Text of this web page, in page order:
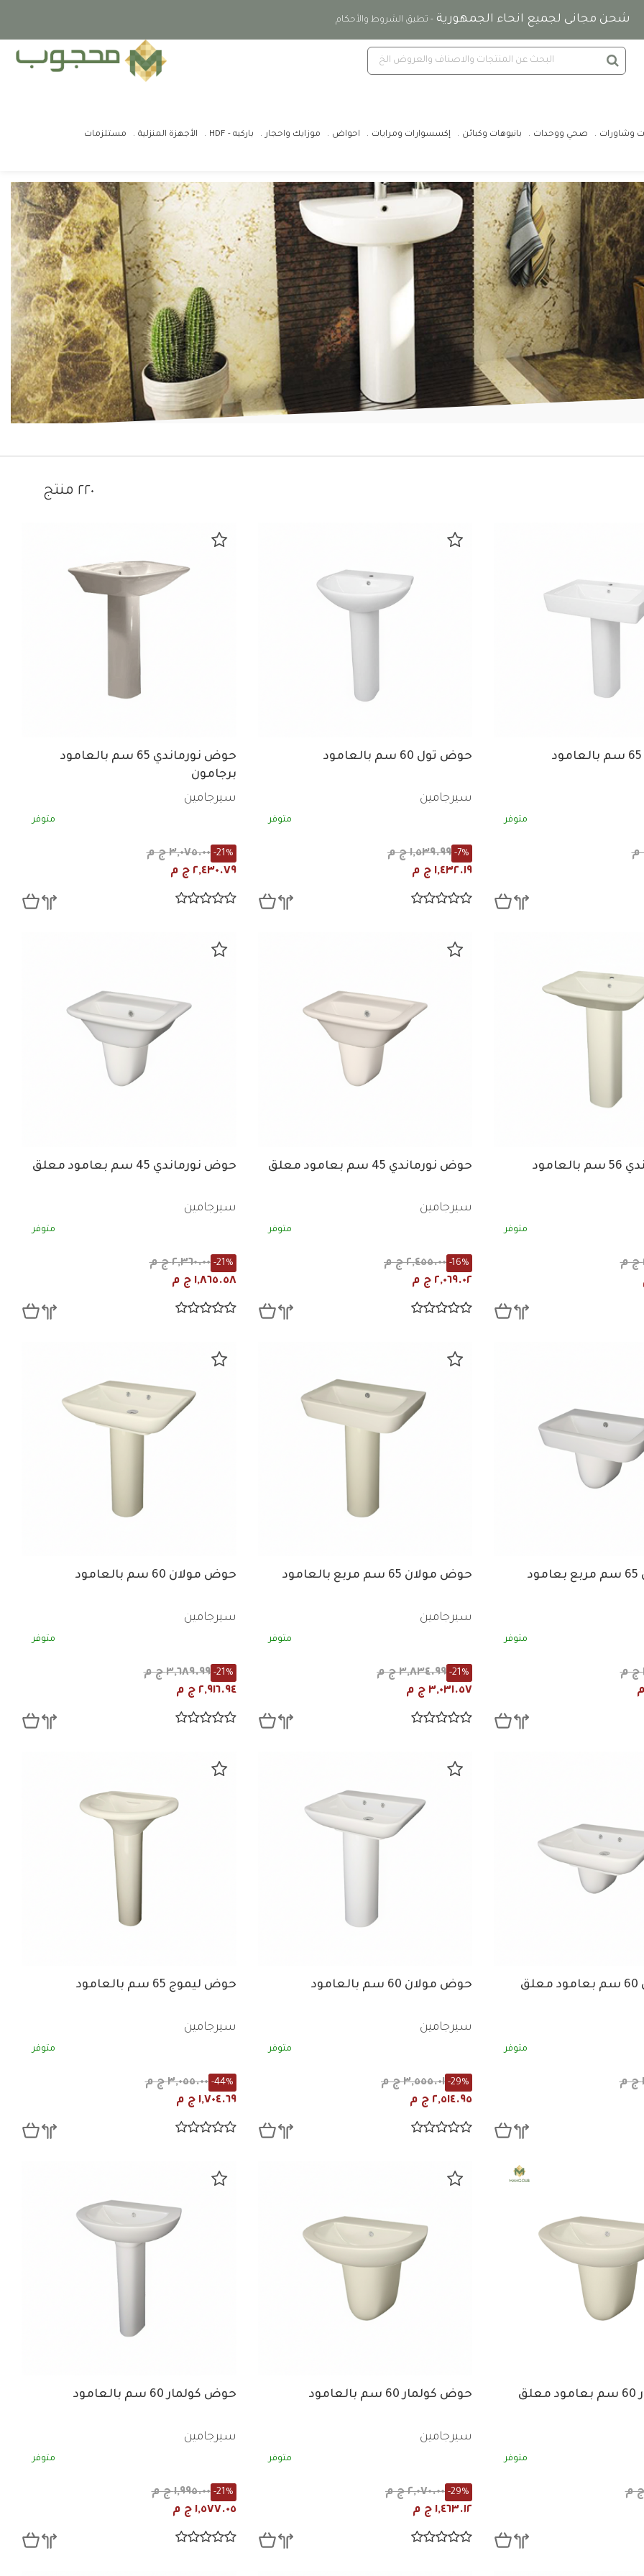
شحن مجانى لجميع انحاء الجمهورية - تطبق الشروط والأحكام
وشاورات صحي ووحدات بانيوهات وكبائن إكسسوارات ومرايات احواض موزايك واحجار باركيه - HDF الأجهزة المنزلية مستلزمات
٢٢٠ منتج
متوفر
حوض تول 60 سم بالعامود
سيرجامين
متوفر
١,٥٣٩.٩٩ ج م -7%
١,٤٣٢.١٩ ج م
حوض نورماندي 65 سم بالعامود
برجامون
سيرجامين
متوفر
٣,٠٧٥.٠٠ ج م -21%
٢,٤٣٠.٧٩ ج م
متوفر
حوض نورماندي 45 سم بعامود معلق
سيرجامين
متوفر
٢,٤٥٥.٠٠ ج م -16%
٢,٠٦٩.٠٢ ج م
حوض نورماندي 45 سم بعامود معلق
سيرجامين
متوفر
٢,٣٦٠.٠٠ ج م -21%
١,٨٦٥.٥٨ ج م
حوض مولان 65 سم مربع بعامود
متوفر
حوض مولان 65 سم مربع بالعامود
سيرجامين
متوفر
٣,٨٣٤.٩٩ ج م -21%
٣,٠٣١.٥٧ ج م
حوض مولان 60 سم بالعامود
سيرجامين
متوفر
٣,٦٨٩.٩٩ ج م -21%
٢,٩١٦.٩٤ ج م
متوفر
حوض مولان 60 سم بالعامود
سيرجامين
متوفر
٣,٥٥٥.٠١ ج م -29%
٢,٥١٤.٩٥ ج م
حوض ليموج 65 سم بالعامود
سيرجامين
متوفر
٣,٠٥٥.٠٠ ج م -44%
١,٧٠٤.٦٩ ج م
متوفر
حوض كولمار 60 سم بالعامود
سيرجامين
متوفر
٢,٠٧٠.٠٠ ج م -29%
١,٤٦٣.١٢ ج م
حوض كولمار 60 سم بالعامود
سيرجامين
متوفر
١,٩٩٥.٠٠ ج م -21%
١,٥٧٧.٠٥ ج م